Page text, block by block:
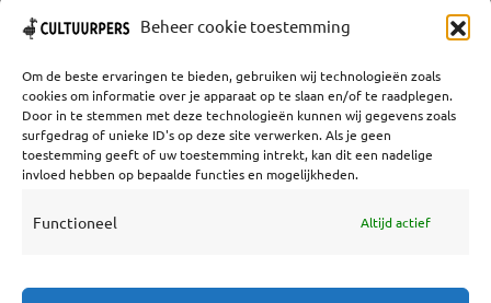
Beheer cookie toestemming
Om de beste ervaringen te bieden, gebruiken wij technologieën zoals
cookies om informatie over je apparaat op te slaan en/of te raadplegen.
Door in te stemmen met deze technologieën kunnen wij gegevens zoals
surfgedrag of unieke ID's op deze site verwerken. Als je geen
toestemming geeft of uw toestemming intrekt, kan dit een nadelige
invloed hebben op bepaalde functies en mogelijkheden.
Functioneel Altijd actief
Coöperatief Cultureel Persbureau U.A. | Salzburg 29 |
3524KS Utrecht | KvK: 55573592 |Btw: